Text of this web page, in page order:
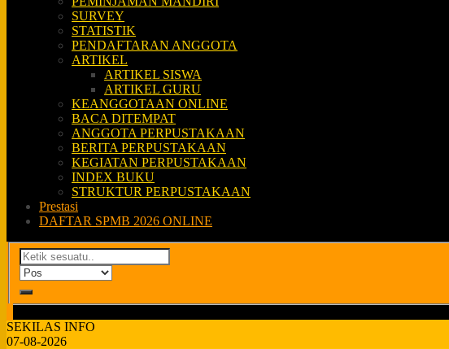
SURVEY
STATISTIK
PENDAFTARAN ANGGOTA
ARTIKEL
ARTIKEL SISWA
ARTIKEL GURU
KEANGGOTAAN ONLINE
BACA DITEMPAT
ANGGOTA PERPUSTAKAAN
BERITA PERPUSTAKAAN
KEGIATAN PERPUSTAKAAN
INDEX BUKU
STRUKTUR PERPUSTAKAAN
Prestasi
DAFTAR SPMB 2026 ONLINE
SEKILAS INFO
07-08-2026